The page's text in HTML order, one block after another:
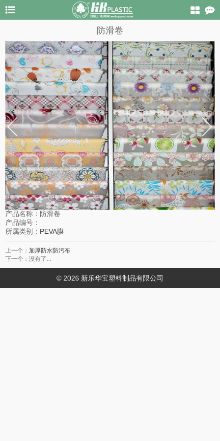
防滑卷
产品名称： 防滑卷
产品编号：
所属类别： PEVA膜
上一个：加厚防水防污布
下一个：没有了...
© 2026 新乐华宝塑料制品有限公司